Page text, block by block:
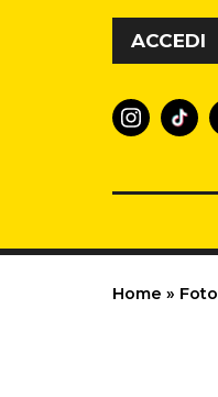
Vai al contenuto
ACCEDI
Home » Foto